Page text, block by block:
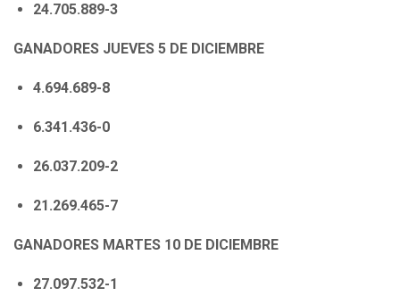
24.705.889-3
GANADORES JUEVES 5 DE DICIEMBRE
4.694.689-8
6.341.436-0
26.037.209-2
21.269.465-7
GANADORES MARTES 10 DE DICIEMBRE
27.097.532-1